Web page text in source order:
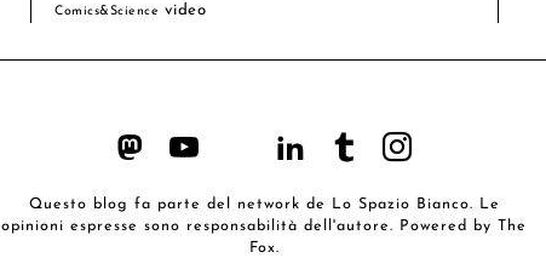
Comics&Science video
Questo blog fa parte del network de Lo Spazio Bianco. Le
opinioni espresse sono responsabilità dell'autore. Powered by
The
Fox.